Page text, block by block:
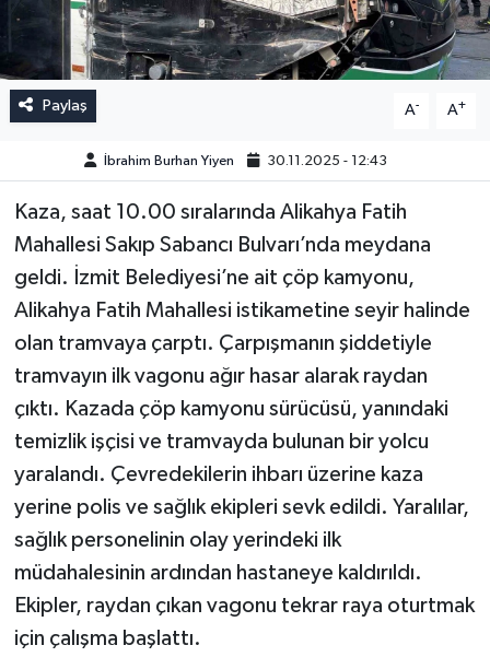
Paylaş A- A+
İbrahim Burhan Yiyen 30.11.2025 - 12:43
Kaza, saat 10.00 sıralarında Alikahya Fatih
Mahallesi Sakıp Sabancı Bulvarı’nda meydana
geldi. İzmit Belediyesi’ne ait çöp kamyonu,
Alikahya Fatih Mahallesi istikametine seyir halinde
olan tramvaya çarptı. Çarpışmanın şiddetiyle
tramvayın ilk vagonu ağır hasar alarak raydan
çıktı. Kazada çöp kamyonu sürücüsü, yanındaki
temizlik işçisi ve tramvayda bulunan bir yolcu
yaralandı. Çevredekilerin ihbarı üzerine kaza
yerine polis ve sağlık ekipleri sevk edildi. Yaralılar,
sağlık personelinin olay yerindeki ilk
müdahalesinin ardından hastaneye kaldırıldı.
Ekipler, raydan çıkan vagonu tekrar raya oturtmak
için çalışma başlattı.